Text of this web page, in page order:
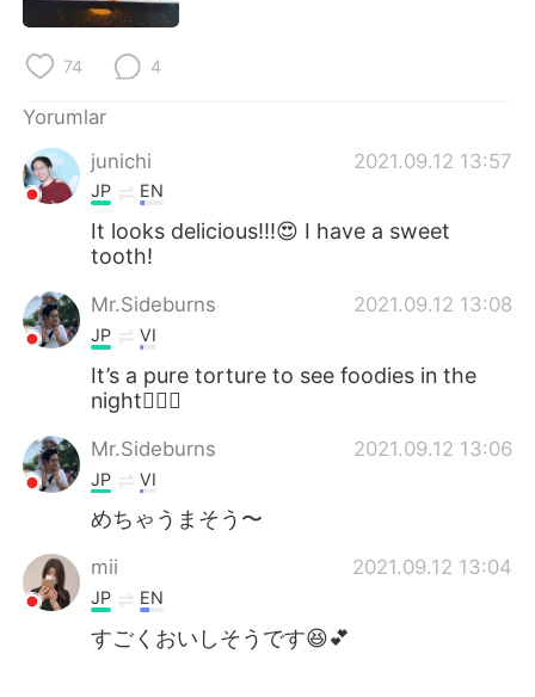
한국어
Português
74 4
Yorumlar
junichi
2021.09.12 13:57
JP EN
It looks delicious!!!😍 I have a sweet
tooth!
Mr.Sideburns 2021.09.12 13:08
JP VI
It’s a pure torture to see foodies in the
night🤦🏻‍♂️
Mr.Sideburns 2021.09.12 13:06
JP VI
めちゃうまそう〜
mii 2021.09.12 13:04
JP EN
すごくおいしそうです😆💕